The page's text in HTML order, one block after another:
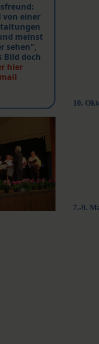
von einer
meinst
sehen",
Bild doch
hier
10.
7.-9.